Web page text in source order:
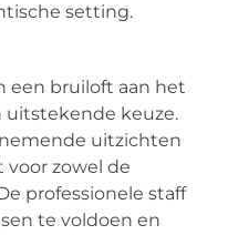
setting.
een bruiloft aan het
uitstekende keuze.
uitzichten
voor zowel de
professionele staff
te voldoen en